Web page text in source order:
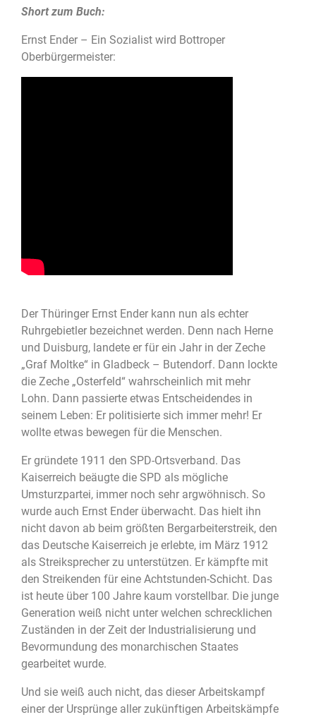
Short zum Buch:
Ernst Ender – Ein Sozialist wird Bottroper
Oberbürgermeister:
Der Thüringer Ernst Ender kann nun als echter
Ruhrgebietler bezeichnet werden. Denn nach Herne
und Duisburg, landete er für ein Jahr in der Zeche
„Graf Moltke“ in Gladbeck – Butendorf. Dann lockte
die Zeche „Osterfeld“ wahrscheinlich mit mehr
Lohn. Dann passierte etwas Entscheidendes in
seinem Leben: Er politisierte sich immer mehr! Er
wollte etwas bewegen für die Menschen.
Er gründete 1911 den SPD-Ortsverband. Das
Kaiserreich beäugte die SPD als mögliche
Umsturzpartei, immer noch sehr argwöhnisch. So
wurde auch Ernst Ender überwacht. Das hielt ihn
nicht davon ab beim größten Bergarbeiterstreik, den
das Deutsche Kaiserreich je erlebte, im März 1912
als Streiksprecher zu unterstützen. Er kämpfte mit
den Streikenden für eine Achtstunden-Schicht. Das
ist heute über 100 Jahre kaum vorstellbar. Die junge
Generation weiß nicht unter welchen schrecklichen
Zuständen in der Zeit der Industrialisierung und
Bevormundung des monarchischen Staates
gearbeitet wurde.
Und sie weiß auch nicht, das dieser Arbeitskampf
einer der Ursprünge aller zukünftigen Arbeitskämpfe